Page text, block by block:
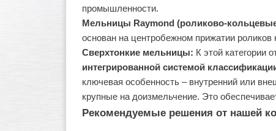
промышленности.
Мельницы Raymond (роликово-
основан на центробежном прижатии
Сверхтонкие мельницы: К этой категории
интегрированной системой
ключевая особенность – внутренний или
крупные на доизмельчение. Это
Рекомендуемые решения от нашей